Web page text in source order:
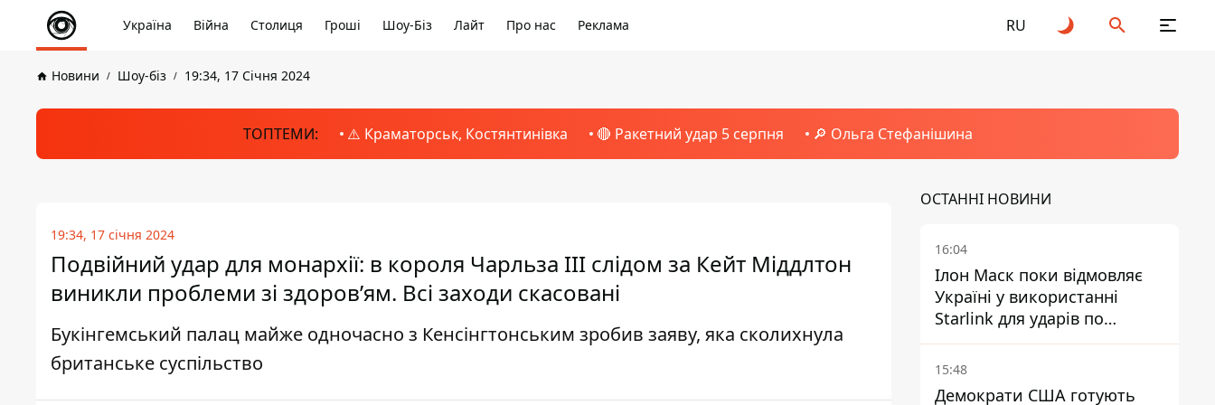
Україна Війна Столиця Гроші Шоу-Біз Лайт Про нас Реклама RU
Новини Шоу-біз 19:34, 17 Січня 2024
ТОПТЕМИ: ⚠️ Краматорськ, Костянтинівка 🔴 Ракетний удар 5 серпня 🔎 Ольга Стефанішина
19:34, 17 січня 2024
Подвійний удар для монархії: в короля Чарльза III слідом за Кейт Міддлтон
виникли проблеми зі здоров’ям. Всі заходи скасовані
Букінгемський палац майже одночасно з Кенсінгтонським зробив заяву, яка сколихнула
британське суспільство
ОСТАННІ НОВИНИ
16:04
Ілон Маск поки відмовляє
Україні у використанні
Starlink для ударів по
території Росії – ЗМІ
15:48
Демократи США готують